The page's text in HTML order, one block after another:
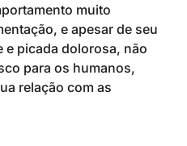
muito
e apesar de seu
e picada dolorosa, não
para os humanos,
relação com as